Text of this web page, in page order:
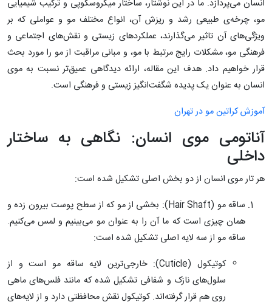
انسان می‌پردازد. ما در این نوشتار، ساختار میکروسکوپی و ترکیب شیمیایی
مو، چرخه‌ی طبیعی رشد و ریزش آن، انواع مختلف مو و عواملی که بر
ویژگی‌های آن تاثیر می‌گذارند، عملکردهای زیستی و نقش‌های اجتماعی و
فرهنگی مو، مشکلات رایج مرتبط با مو، و مبانی مراقبت از مو را مورد بحث
قرار خواهیم داد. هدف این مقاله، ارائه دیدگاهی عمیق‌تر نسبت به موی
انسان به عنوان یک پدیده شگفت‌انگیز زیستی و فرهنگی است.
آموزش کراتین مو در تهران
آناتومی موی انسان: نگاهی به ساختار
داخلی
هر تار موی انسان از دو بخش اصلی تشکیل شده است:
ساقه مو (Hair Shaft): بخشی از مو که از سطح پوست بیرون زده و
همان چیزی است که ما آن را به عنوان مو می‌بینیم و لمس می‌کنیم.
ساقه مو از سه لایه اصلی تشکیل شده است:
کوتیکول (Cuticle): خارجی‌ترین لایه ساقه مو است و از
سلول‌های نازک و شفافی تشکیل شده که مانند فلس‌های ماهی
روی هم قرار گرفته‌اند. کوتیکول نقش محافظتی دارد و از لایه‌های